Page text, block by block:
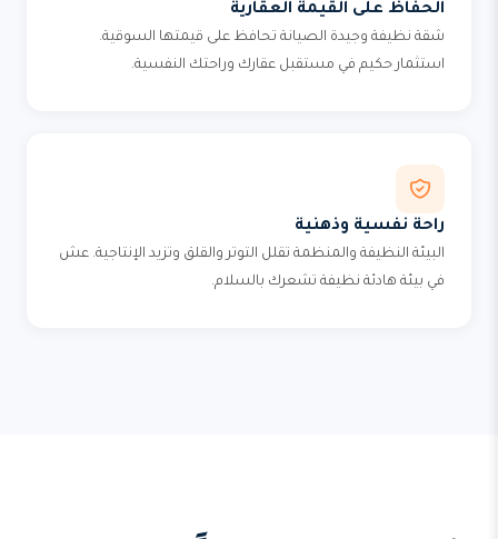
الحفاظ على القيمة العقارية
شقة نظيفة وجيدة الصيانة تحافظ على قيمتها السوقية.
استثمار حكيم في مستقبل عقارك وراحتك النفسية.
راحة نفسية وذهنية
البيئة النظيفة والمنظمة تقلل التوتر والقلق وتزيد الإنتاجية. عش
في بيئة هادئة نظيفة تشعرك بالسلام.